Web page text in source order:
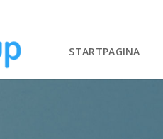
STARTPAGINA